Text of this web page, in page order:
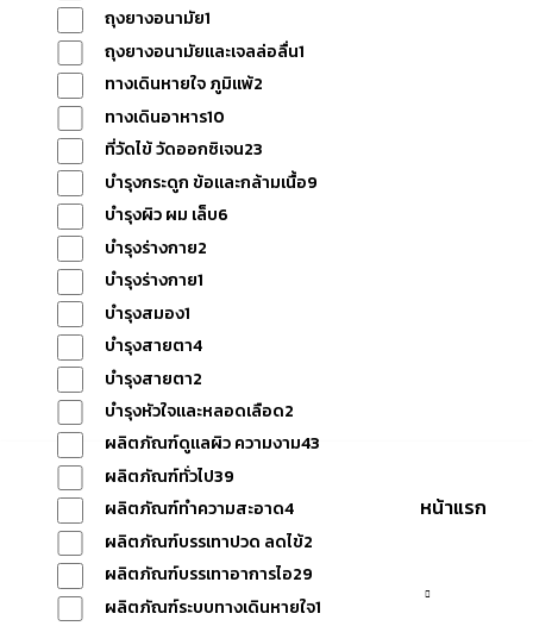
หน้าแรก
ถุงยางอนามัย1
ถุงยางอนามัยและเจลล่อลื่น1
ทางเดินหายใจ ภูมิแพ้2
ทางเดินอาหาร10
ที่วัดไข้ วัดออกซิเจน23
บำรุงกระดูก ข้อและกล้ามเนื้อ9
บำรุงผิว ผม เล็บ6
บำรุงร่างกาย2
บำรุงร่างกาย1
บำรุงสมอง1
บำรุงสายตา4
บำรุงสายตา2
บำรุงหัวใจและหลอดเลือด2
ผลิตภัณฑ์ดูแลผิว ความงาม43
ผลิตภัณฑ์ทั่วไป39
ผลิตภัณฑ์ทำความสะอาด4
ผลิตภัณฑ์บรรเทาปวด ลดไข้2
ผลิตภัณฑ์บรรเทาอาการไอ29
ผลิตภัณฑ์ระบบทางเดินหายใจ1